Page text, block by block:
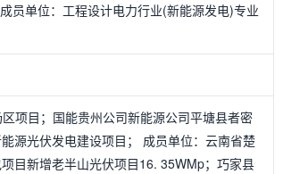
员单位：工程设计电力行业(新能源发电)专业
项目；国能贵州公司新能源公司平塘县者密
源光伏发电建设项目； 成员单位：云南省楚
目新增老半山光伏项目16. 35WMp；巧家县